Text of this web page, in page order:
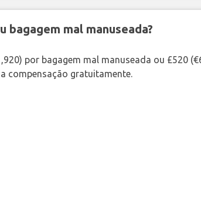
bagagem mal manuseada?
por bagagem mal manuseada ou £520
compensação gratuitamente.